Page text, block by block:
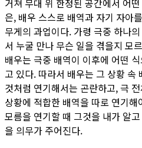
거쳐 무대 위 한정된 공간에서 어
은, 배우 스스로 배역과 자기 자아
무게의 과업이다. 가령 극중 하나
서 누굴 만나 무슨 일을 겪을지 모
배우는 극중 배역이 이후에 어떤
고 있다. 따라서 배우는 그 상황 속
것처럼 연기해서는 곤란하고, 극
상황에 적합한 배역을 따로 연기
모름을 연기할 때 그것을 내가 알
을 의무가 주어진다.